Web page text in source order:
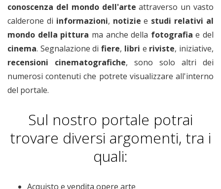
conoscenza del mondo dell'arte attraverso un vasto
calderone di informazioni, notiziee studi relativi al
mondo della pittura ma anche della fotografiae del
cinema. Segnalazione difiere, libri e riviste, iniziative,
recensioni cinematografiche, sono solo altri dei
numerosi contenuti che potrete visualizzare all'interno
del portale.
Sul nostro portale potrai
trovare diversi argomenti, tra i
quali:
Acquisto e vendita opere arte